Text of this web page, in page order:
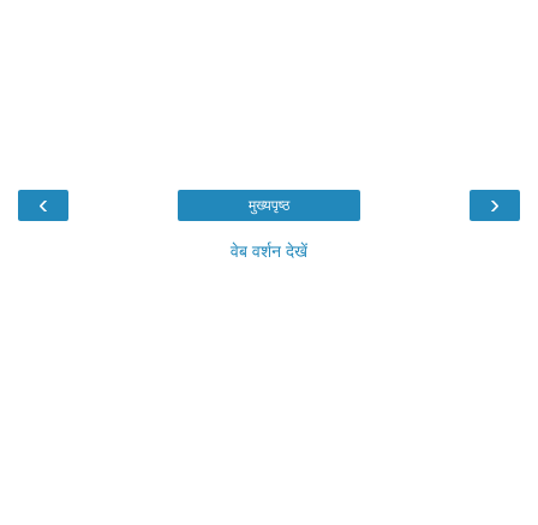
‹ ›
मुख्यपृष्ठ
वेब वर्शन देखें